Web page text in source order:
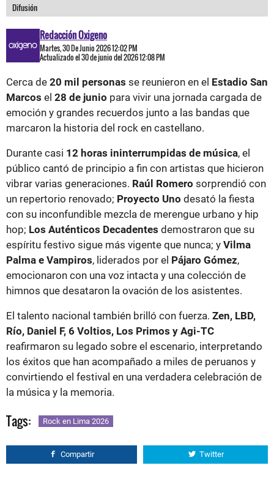
Difusión
Redacción Oxigeno
Martes, 30 De Junio 2026 12:02 PM
Actualizado el 30 de junio del 2026 12:08 PM
Cerca de 20 mil personas se reunieron en el Estadio San
Marcos el 28 de junio para vivir una jornada cargada de
emoción y grandes recuerdos junto a las bandas que
marcaron la historia del rock en castellano.
Durante casi 12 horas ininterrumpidas de música, el
público cantó de principio a fin con artistas que hicieron
vibrar varias generaciones. Raúl Romero sorprendió con
un repertorio renovado; Proyecto Uno desató la fiesta
con su inconfundible mezcla de merengue urbano y hip
hop; Los Auténticos Decadentes demostraron que su
espíritu festivo sigue más vigente que nunca; y Vilma
Palma e Vampiros, liderados por el Pájaro Gómez,
emocionaron con una voz intacta y una colección de
himnos que desataron la ovación de los asistentes.
El talento nacional también brilló con fuerza. Zen, LBD,
Río, Daniel F, 6 Voltios, Los Primos y Agi-TC
reafirmaron su legado sobre el escenario, interpretando
los éxitos que han acompañado a miles de peruanos y
convirtiendo el festival en una verdadera celebración de
la música y la memoria.
Tags: Rock en Lima 2026
Compartir Twitter